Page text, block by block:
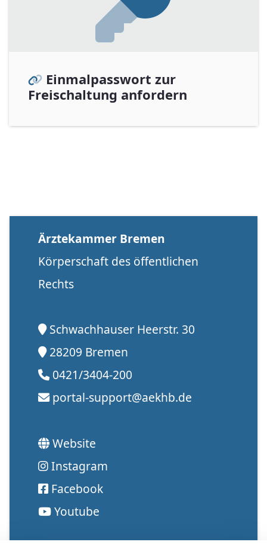
Einmalpasswort zur
Freischaltung anfordern
Ärztekammer Bremen
Körperschaft des öffentlichen
Rechts
Schwachhauser Heerstr. 30
28209 Bremen
0421/3404-200
portal-support@aekhb.de
Website
Instagram
Facebook
Youtube